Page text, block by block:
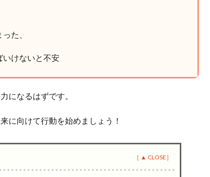
た、
いけないと不安
になるはずです。
に向けて行動を始めましょう！